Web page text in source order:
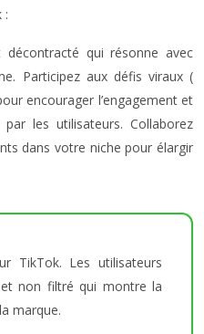
:
qui résonne avec
Participez aux défis viraux (
encourager l’engagement et
les utilisateurs. Collaborez
dans votre niche pour élargir
TikTok. Les utilisateurs
non filtré qui montre la
marque.